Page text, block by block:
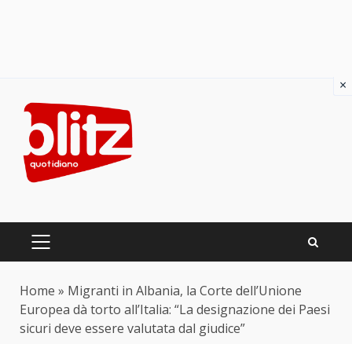
content
PRIMARY
Home » Migranti in Albania, la Corte dell’Unione
Europea dà torto all’Italia: “La designazione dei Paesi
sicuri deve essere valutata dal giudice”
×